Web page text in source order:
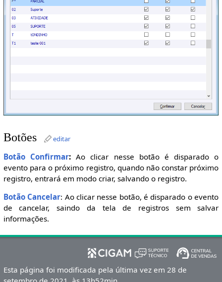
Botões editar
Botão Confirmar: Ao clicar nesse botão é disparado o
evento para o próximo registro, quando não constar próximo
registro, entrará em modo criar, salvando o registro.
Botão Cancelar: Ao clicar nesse botão, é disparado o evento
de cancelar, saindo da tela de registros sem salvar
informações.
Esta página foi modificada pela última vez em 28 de